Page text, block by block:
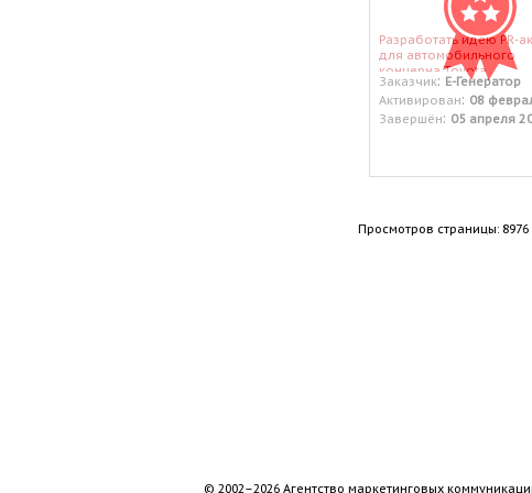
Разработать идею PR-
для автомобильного
концерна Toyota.
Заказчик: Е-Генератор
Активирован: 08
Завершён: 05 апреля
Просмотров страницы: 8976
© 2002–2026 Агентство маркетинговых